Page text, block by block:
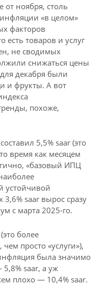
от ноября, столь
«в целом»
факторов
есть товаров и услуг
не сводимых
снижаться цены
декабря были
и фрукты. А вот
похоже,
5,5% saar (это
время как месяцем
«базовый ИПЦ
устойчивой
saar вырос сразу
с марта 2025-го.
более
просто «услуги»),
была значимо
saar, а уж
плохо — 10,4% saar.